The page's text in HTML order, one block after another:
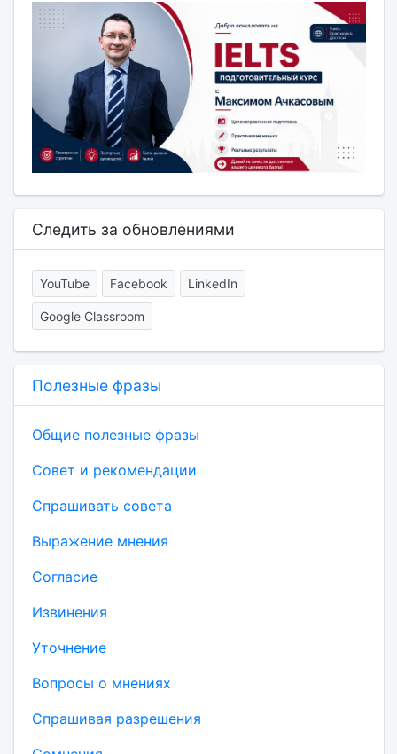
Следить за обновлениями
YouTube Facebook LinkedIn
Google Classroom
Полезные фразы
Общие полезные фразы
Совет и рекомендации
Спрашивать совета
Выражение мнения
Согласие
Извинения
Уточнение
Вопросы о мнениях
Спрашивая разрешения